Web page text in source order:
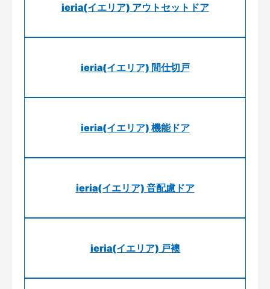
ieria(イエリア) アウトセットドア
ieria(イエリア) 間仕切戸
ieria(イエリア) 機能ドア
ieria(イエリア) 音配慮ドア
ieria(イエリア) 戸襖